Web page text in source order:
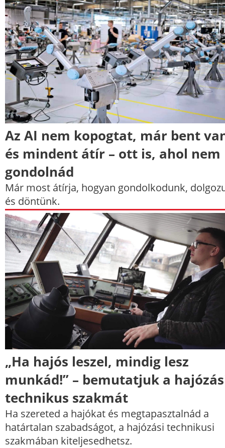
Az AI nem kopogtat, már bent
és mindent átír – ott is, ahol nem
gondolnád
Már most átírja, hogyan gondolkodunk,
és döntünk.
„Ha hajós leszel, mindig lesz
munkád!” – bemutatjuk a
technikus szakmát
Ha szereted a hajókat és megtapasztalnád a
határtalan szabadságot, a hajózási technikusi
szakmában kiteljesedhetsz.